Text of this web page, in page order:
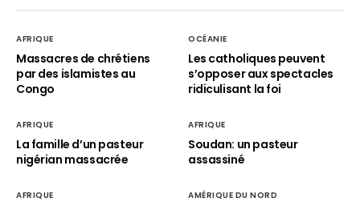
AFRIQUE
Massacres de chrétiens
par des islamistes au
Congo
OCÉANIE
Les catholiques peuvent
s’opposer aux spectacles
ridiculisant la foi
AFRIQUE
La famille d’un pasteur
nigérian massacrée
AFRIQUE
Soudan: un pasteur
assassiné
AFRIQUE AMÉRIQUE DU NORD